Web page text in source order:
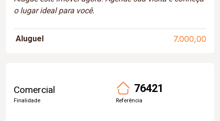
o lugar ideal para você.
Aluguel 7.000,00
Comercial
Finalidade
76421
Referência